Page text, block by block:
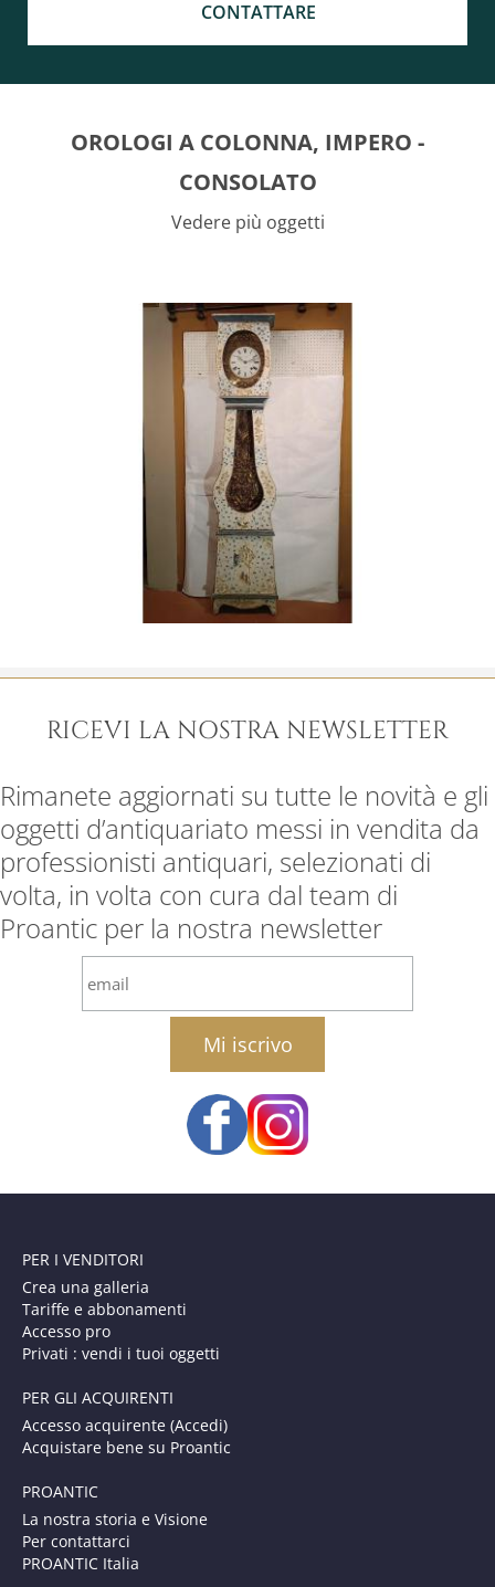
CONTATTARE
OROLOGI A COLONNA, IMPERO -
CONSOLATO
Vedere più oggetti
RICEVI LA NOSTRA NEWSLETTER
Rimanete aggiornati su tutte le novità e gli
oggetti d’antiquariato messi in vendita da
professionisti antiquari, selezionati di
volta, in volta con cura dal team di
Proantic per la nostra newsletter
email
PER I VENDITORI
Crea una galleria
Tariffe e abbonamenti
Accesso pro
Privati : vendi i tuoi oggetti
PER GLI ACQUIRENTI
Accesso acquirente (Accedi)
Acquistare bene su Proantic
PROANTIC
La nostra storia e Visione
Per contattarci
PROANTIC Italia